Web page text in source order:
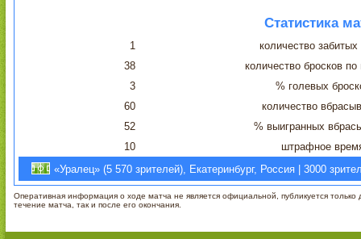
Статистика
1
количество
38
количество бросков по
3
% голевых
60
количество
52
% выигранных
10
штрафное
«Уралец» (5 570 зрителей), Екатеринбург, Россия | 3000
Оперативная информация о ходе матча не является официальной, публикуется только
течение матча, так и после его окончания.